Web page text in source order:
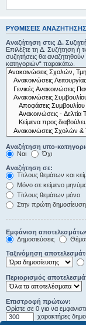
ΡΥΘΜΊΣΕΙΣ ΑΝΑΖΉΤΗΣΗΣ
Αναζήτηση στις Δ.
Επιλέξτε τη Δ. Συζήτηση ή
συζητήσεις θα
κατηγοριών“ παρακάτω.
Αναζήτηση υπο-
Ναι
Όχι
Αναζήτηση σε:
Τίτλους θεμάτων και
Μόνο σε κείμενο
Τίτλους θεμάτων μόνο
Στην πρώτη
Εμφάνιση
Δημοσιεύσεις
Ταξινόμηση
Περιορισμός
Επιστροφή πρώτων:
Ορίστε σε 0 για να
χαρακτήρες